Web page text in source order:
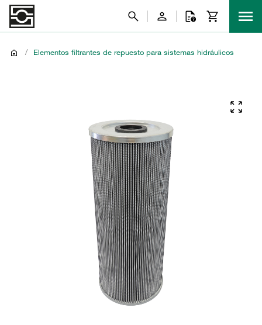
/ Elementos filtrantes de repuesto para sistemas hidráulicos